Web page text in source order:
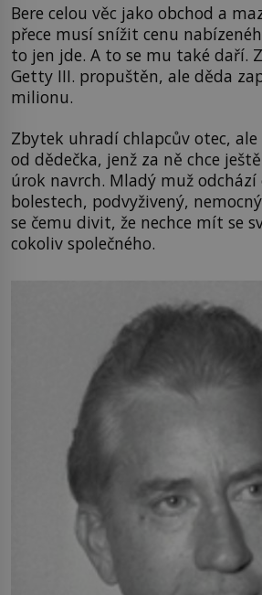
Bere celou věc jako obchod a
přece musí snížit cenu
to jen jde. A to se mu také daří.
Getty III. propuštěn, ale děda
milionu.
Zbytek uhradí chlapcův otec,
od dědečka, jenž za ně chce
úrok navrch. Mladý muž odchází
bolestech, podvyživený,
se čemu divit, že nechce mít se
cokoliv společného.